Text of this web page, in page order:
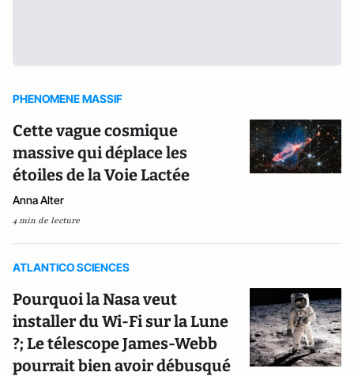
PHENOMENE MASSIF
Cette vague cosmique
massive qui déplace les
étoiles de la Voie Lactée
Anna Alter
4 min de lecture
ATLANTICO SCIENCES
Pourquoi la Nasa veut
installer du Wi-Fi sur la Lune
?; Le télescope James-Webb
pourrait bien avoir débusqué